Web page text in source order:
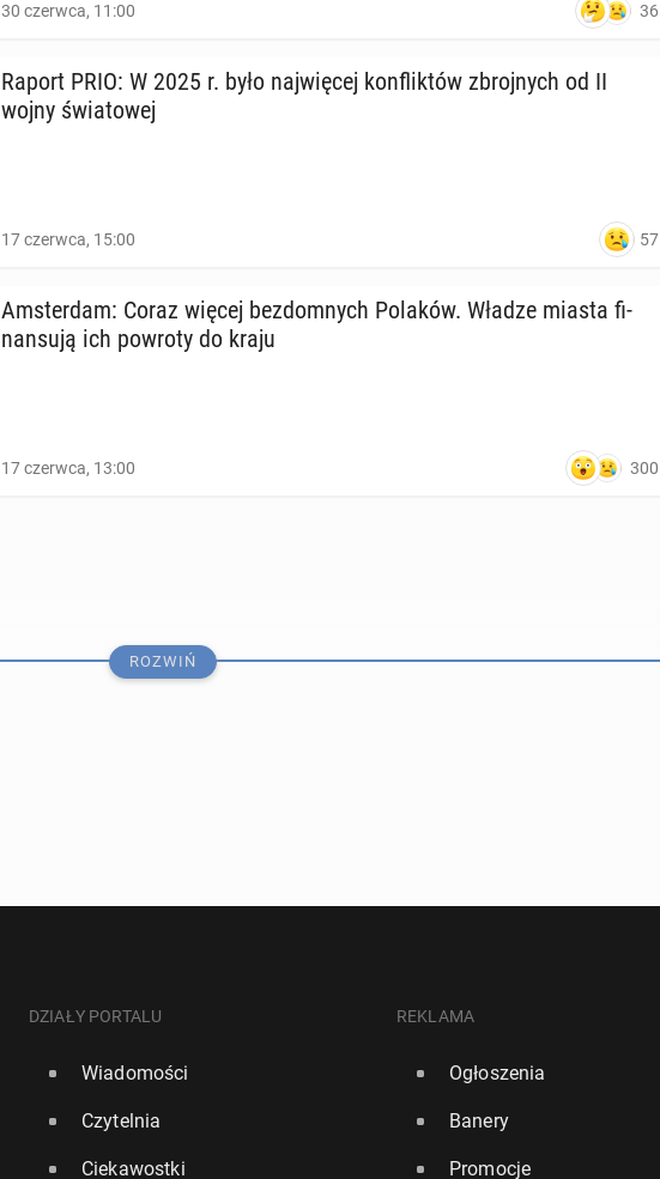
30 czerwca, 11:00 36
Raport PRIO: W 2025 r. było naj­wię­cej kon­flik­tów zbroj­nych od II
wojny świa­to­wej
17 czerwca, 15:00 57
Am­ster­dam: Coraz więcej bez­dom­nych Polaków. Władze miasta fi­
nan­su­ją ich powroty do kraju
17 czerwca, 13:00 300
NFZ wydał miliony na le­cze­nie ludzi za granicą. Który kraj naj­czę­
ROZWIŃ
DZIAŁY PORTALU
Wiadomości
Czytelnia
Ciekawostki
REKLAMA
Ogłoszenia
Banery
Promocje